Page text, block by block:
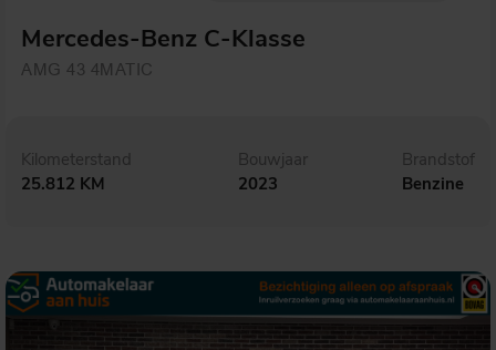
Mercedes-Benz C-Klasse
AMG 43 4MATIC
Kilometerstand
25.812 KM
Bouwjaar
2023
Brandstof
Benzine